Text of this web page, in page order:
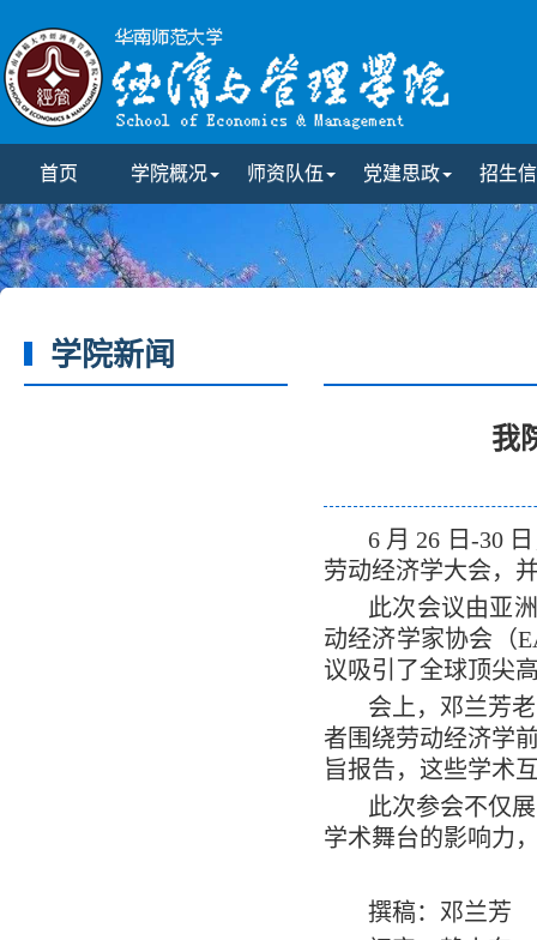
首页 学院概况 师资队伍 党建思政 招生
学院新闻
我
6 月 26 日-30
劳动经济学大会，
此次会议由亚
动经济学家协会（
议吸引了全球顶尖
会上，邓兰芳
者围绕劳动经济学
旨报告，这些学术
此次参会不仅
学术舞台的影响力
撰稿：邓兰芳